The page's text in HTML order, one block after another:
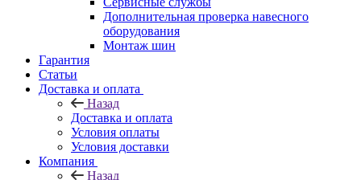
Дополнительная проверка навесного
оборудования
Монтаж шин
Гарантия
Статьи
Доставка и оплата
Назад
Доставка и оплата
Условия оплаты
Условия доставки
Компания
Назад